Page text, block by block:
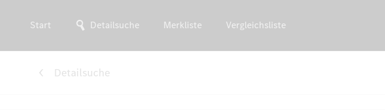
Start Detailsuche Merkliste Vergleichsliste
Detailsuche